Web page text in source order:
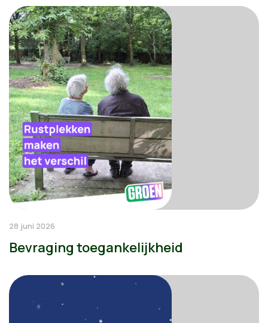
28 juni 2026
Bevraging toegankelijkheid